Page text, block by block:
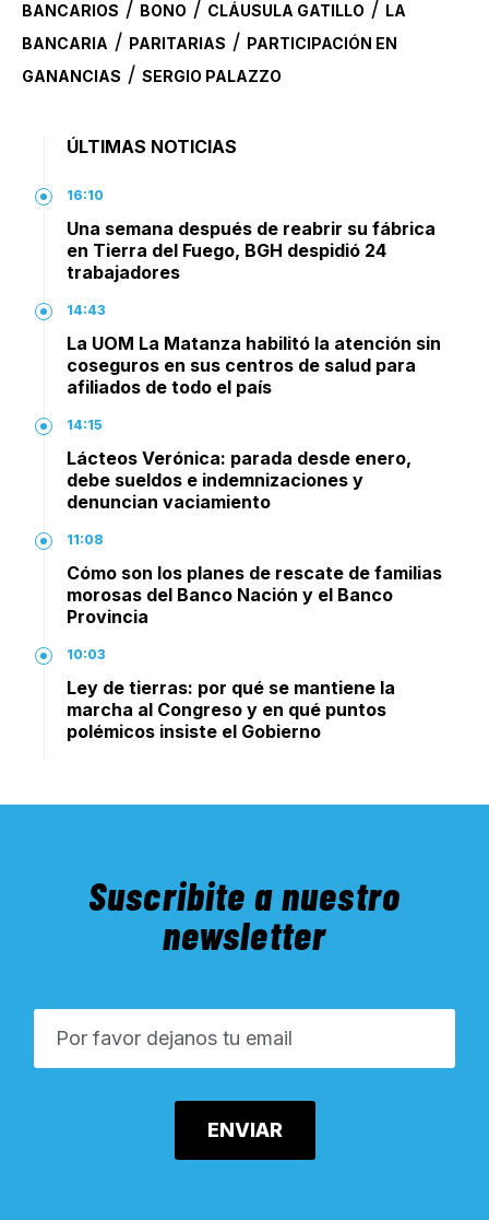
BANCARIOS / BONO / CLÁUSULA GATILLO / LA
BANCARIA / PARITARIAS / PARTICIPACIÓN EN
GANANCIAS / SERGIO PALAZZO
ÚLTIMAS NOTICIAS
16:10
Una semana después de reabrir su fábrica
en Tierra del Fuego, BGH despidió 24
trabajadores
14:43
La UOM La Matanza habilitó la atención sin
coseguros en sus centros de salud para
afiliados de todo el país
14:15
Lácteos Verónica: parada desde enero,
debe sueldos e indemnizaciones y
denuncian vaciamiento
11:08
Cómo son los planes de rescate de familias
morosas del Banco Nación y el Banco
Provincia
10:03
Ley de tierras: por qué se mantiene la
marcha al Congreso y en qué puntos
polémicos insiste el Gobierno
Suscribite a nuestro
newsletter